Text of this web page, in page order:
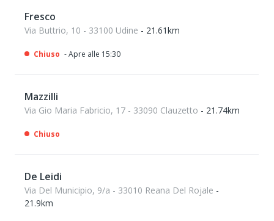
Fresco
Via Buttrio, 10 - 33100 Udine - 21.61km
Chiuso - Apre alle 15:30
Mazzilli
Via Gio Maria Fabricio, 17 - 33090 Clauzetto - 21.74km
Chiuso
De Leidi
Via Del Municipio, 9/a - 33010 Reana Del Rojale -
21.9km